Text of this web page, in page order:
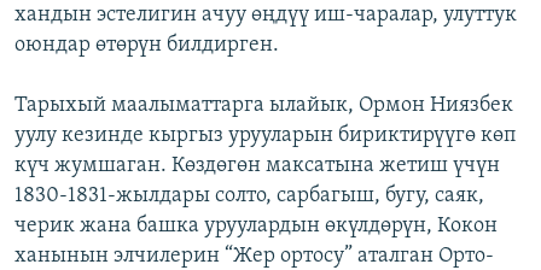
хандын эстелигин ачуу өңдүү иш-чаралар, улуттук
оюндар өтөрүн билдирген.
Тарыхый маалыматтарга ылайык, Ормон Ниязбек
уулу кезинде кыргыз урууларын бириктирүүгө көп
күч жумшаган. Көздөгөн максатына жетиш үчүн
1830-1831-жылдары солто, сарбагыш, бугу, саяк,
черик жана башка уруулардын өкүлдөрүн, Кокон
ханынын элчилерин “Жер ортосу” аталган Орто-